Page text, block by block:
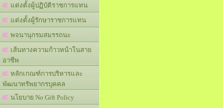
แต่งตั้งผู้ปฏิบัติราชการแทน
แต่งตั้งผู้รักษาราชการแทน
พจนานุกรมสมรรถนะ
เส้นทางความก้าวหน้าในสาย
อาชีพ
หลักเกณฑ์การบริหารและ
พัฒนาทรัพยากรบุคคล
นโยบาย No Gift Policy